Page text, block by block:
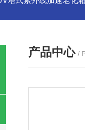
产品中心 /